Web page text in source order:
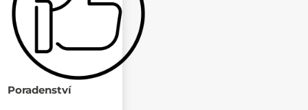
Poradenství